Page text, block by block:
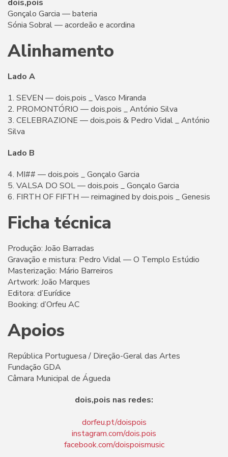
dois,pois
Gonçalo Garcia — bateria
Sónia Sobral — acordeão e acordina
Alinhamento
Lado A
1. SEVEN — dois,pois _ Vasco Miranda
2. PROMONTÓRIO — dois,pois _ António Silva
3. CELEBRAZIONE — dois,pois & Pedro Vidal _ António
Silva
Lado B
4. MI## — dois,pois _ Gonçalo Garcia
5. VALSA DO SOL — dois,pois _ Gonçalo Garcia
6. FIRTH OF FIFTH — reimagined by dois,pois _ Genesis
Ficha técnica
Produção: João Barradas
Gravação e mistura: Pedro Vidal — O Templo Estúdio
Masterização: Mário Barreiros
Artwork: João Marques
Editora: d’Eurídice
Booking: d’Orfeu AC
Apoios
República Portuguesa / Direção-Geral das Artes
Fundação GDA
Câmara Municipal de Águeda
dois,pois nas redes:
dorfeu.pt/doispois
instagram.com/dois.pois
facebook.com/doispoismusic